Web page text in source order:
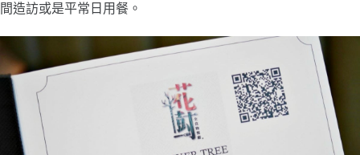
間造訪或是平常日用餐。